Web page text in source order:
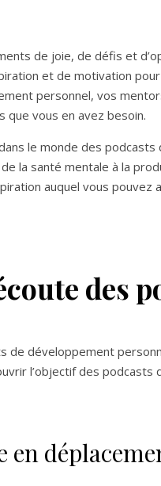
de joie, de défis et
et de motivation
personnel, vos
que vous en avez besoin.
le monde des
la santé mentale à la
auquel vous
des
de développement
l’objectif des podcasts
en